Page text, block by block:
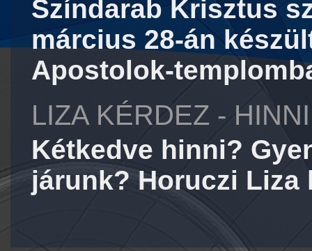
Színdarab Krisztus
március 28-án
Apostolok-
LIZA KÉRDEZ -
Kétkedve hinni?
járunk? Horuczi Liza